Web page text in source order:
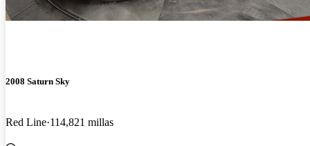
2008 Saturn Sky
Red Line 114,821 millas